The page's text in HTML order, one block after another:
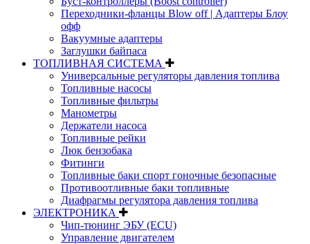
Переходники-фланцы Blow off | Адаптеры Блоу
офф
Вакуумные адаптеры
Заглушки байпаса
ТОПЛИВНАЯ СИСТЕМА
Универсальные регуляторы давления топлива
Топливные насосы
Топливные фильтры
Манометры
Держатели насоса
Топливные рейки
Люк бензобака
Фитинги
Топливные баки спорт гоночные безопасные
Противоотливные баки топливные
Диафрагмы регулятора давления топлива
ЭЛЕКТРОНИКА
Чип-тюнинг ЭБУ (ECU)
Управление двигателем